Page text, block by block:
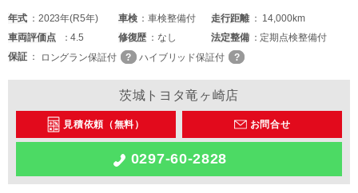
年式 2023年(R5年) 車検 車検整備付 走行距離
14,000km
車両評価点 4.5 修復歴 なし 法定整備
定期点検整備付
保証
ロングラン保証付 ハイブリッド保証付
茨城トヨタ竜ヶ崎店
見積依頼（無料） お問合せ
0297-60-2828